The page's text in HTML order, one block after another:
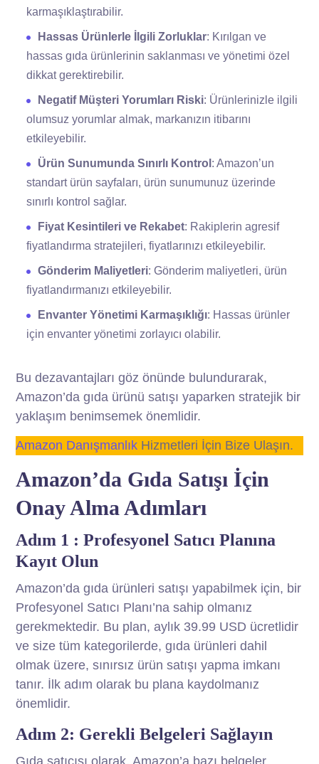
karmaşıklaştırabilir.
Hassas Ürünlerle İlgili Zorluklar: Kırılgan ve
hassas gıda ürünlerinin saklanması ve yönetimi özel
dikkat gerektirebilir.
Negatif Müşteri Yorumları Riski: Ürünlerinizle ilgili
olumsuz yorumlar almak, markanızın itibarını
etkileyebilir.
Ürün Sunumunda Sınırlı Kontrol : Amazon’un
standart ürün sayfaları, ürün sunumunuz üzerinde
sınırlı kontrol sağlar.
Fiyat Kesintileri ve Rekabet: Rakiplerin agresif
fiyatlandırma stratejileri, fiyatlarınızı etkileyebilir.
Gönderim Maliyetleri: Gönderim maliyetleri, ürün
fiyatlandırmanızı etkileyebilir.
Envanter Yönetimi Karmaşıklığı: Hassas ürünler
için envanter yönetimi zorlayıcı olabilir.
Bu dezavantajları göz önünde bulundurarak,
Amazon’da gıda ürünü satışı yaparken stratejik bir
yaklaşım benimsemek önemlidir.
Amazon Danışmanlık Hizmetleri İçin Bize Ulaşın.
Amazon’da Gıda Satışı İçin
Onay Alma Adımları
Adım 1 : Profesyonel Satıcı Planına
Kayıt Olun
Amazon’da gıda ürünleri satışı yapabilmek için, bir
Profesyonel Satıcı Planı’na sahip olmanız
gerekmektedir. Bu plan, aylık 39.99 USD ücretlidir
ve size tüm kategorilerde, gıda ürünleri dahil
olmak üzere, sınırsız ürün satışı yapma imkanı
tanır. İlk adım olarak bu plana kaydolmanız
önemlidir.
Adım 2: Gerekli Belgeleri Sağlayın